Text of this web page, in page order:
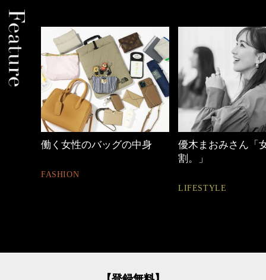
働く女性のバッグの中身
FASHION
優木まおみさん「女の時間
LIFESTYLE